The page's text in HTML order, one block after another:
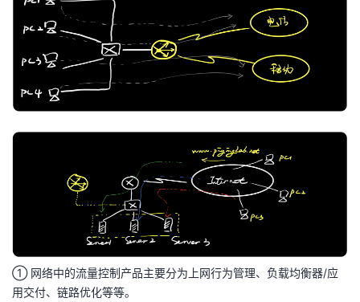
① 网络中的流量控制产品主要分为上网行为管理、负载均衡器/应
用交付、链路优化等等。